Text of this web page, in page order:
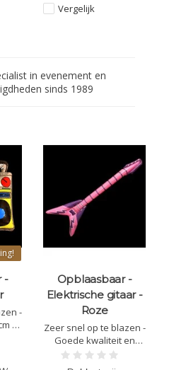
Vergelijk
in evenement en
sinds 1989
-
-
-
Opblaasbaar -
Elektrische gitaar -
Roze
Zeer snel op te blazen -
Goede kwaliteit en
snelle levering! - Kleur:
Roze